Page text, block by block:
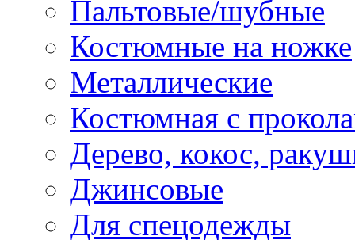
Пальтовые/шубные
Костюмные на ножке
Металлические
Костюмная с
Дерево, кокос,
Джинсовые
Для спецодежды